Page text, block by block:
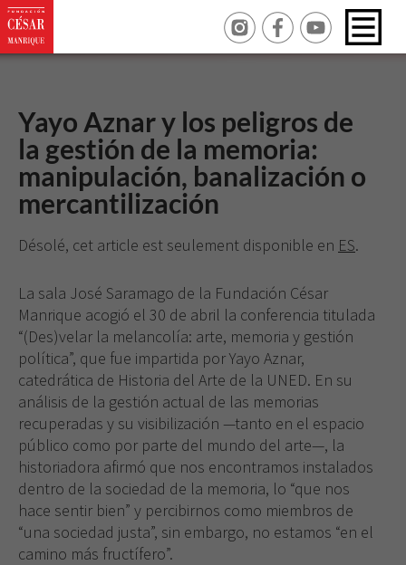
Yayo Aznar y los peligros de
la gestión de la memoria:
manipulación, banalización o
mercantilización
Désolé, cet article est seulement disponible en ES.
La sala José Saramago de la Fundación César
Manrique acogió el 30 de abril la conferencia titulada
“(Des)velar la melancolía: arte, memoria y gestión
política”, que fue impartida por Yayo Aznar,
catedrática de Historia del Arte de la UNED. En su
análisis de la gestión actual de las memorias
recuperadas y su visibilización —tanto en el espacio
público como por parte del mundo del arte—, la
historiadora afirmó que nos encontramos instalados
dentro de la sociedad de la memoria, lo “que nos
hace sentir bien” y percibirnos como miembros de
“una sociedad justa”, sin embargo, no estamos “en el
camino más fructífero”.